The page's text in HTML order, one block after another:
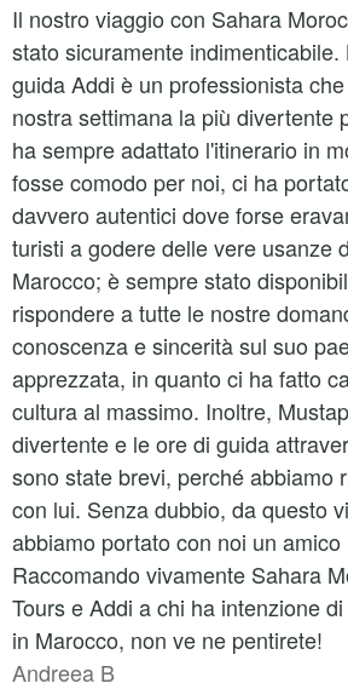
Il nostro viaggio con Sahara
stato sicuramente indimenticabile.
guida Addi è un professionista
nostra settimana la più divertente
ha sempre adattato l'itinerario in
fosse comodo per noi, ci ha
davvero autentici dove forse
turisti a godere delle vere usanze
Marocco; è sempre stato
rispondere a tutte le nostre
conoscenza e sincerità sul suo
apprezzata, in quanto ci ha fatto
cultura al massimo. Inoltre,
divertente e le ore di guida
sono state brevi, perché abbiamo
con lui. Senza dubbio, da questo
abbiamo portato con noi un amico
Raccomando vivamente Sahara
Tours e Addi a chi ha intenzione
in Marocco, non ve ne pentirete!
Andreea B